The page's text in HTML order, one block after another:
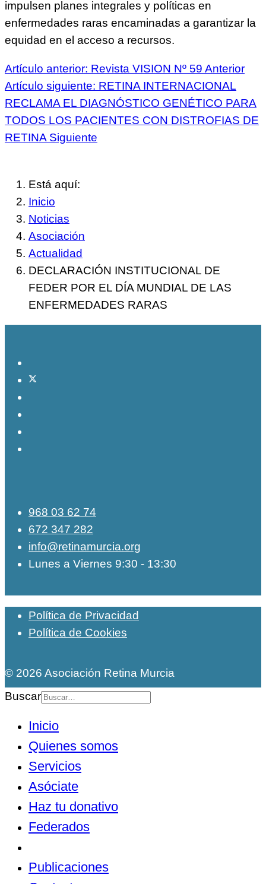
impulsen planes integrales y políticas en
enfermedades raras encaminadas a garantizar la
equidad en el acceso a recursos.
Artículo anterior: Revista VISION Nº 59 Anterior
Artículo siguiente: RETINA INTERNACIONAL
RECLAMA EL DIAGNÓSTICO GENÉTICO PARA
TODOS LOS PACIENTES CON DISTROFIAS DE
RETINA Siguiente
Está aquí:
Inicio
Noticias
Asociación
Actualidad
DECLARACIÓN INSTITUCIONAL DE
FEDER POR EL DÍA MUNDIAL DE LAS
ENFERMEDADES RARAS
968 03 62 74
672 347 282
info@retinamurcia.org
Lunes a Viernes 9:30 - 13:30
Política de Privacidad
Política de Cookies
© 2026 Asociación Retina Murcia
Buscar
Inicio
Quienes somos
Servicios
Asóciate
Haz tu donativo
Federados
Publicaciones